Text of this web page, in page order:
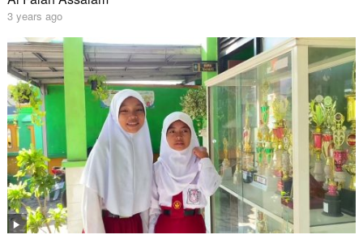
3 years ago